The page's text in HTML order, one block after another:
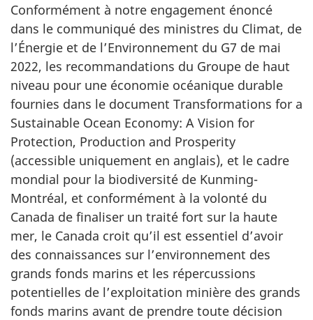
Conformément à notre engagement énoncé
dans le communiqué des ministres du Climat, de
l’Énergie et de l’Environnement du G7 de mai
2022, les recommandations du Groupe de haut
niveau pour une économie océanique durable
fournies dans le document Transformations for a
Sustainable Ocean Economy: A Vision for
Protection, Production and Prosperity
(accessible uniquement en anglais), et le cadre
mondial pour la biodiversité de Kunming-
Montréal, et conformément à la volonté du
Canada de finaliser un traité fort sur la haute
mer, le Canada croit qu’il est essentiel d’avoir
des connaissances sur l’environnement des
grands fonds marins et les répercussions
potentielles de l’exploitation minière des grands
fonds marins avant de prendre toute décision